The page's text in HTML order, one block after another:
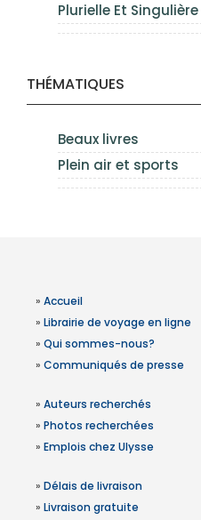
Plurielle Et Singulière
THÉMATIQUES
Beaux livres
Plein air et sports
» Accueil
» Librairie de voyage en ligne
» Qui sommes-nous?
» Communiqués de presse
» Auteurs recherchés
» Photos recherchées
» Emplois chez Ulysse
» Délais de livraison
» Livraison gratuite